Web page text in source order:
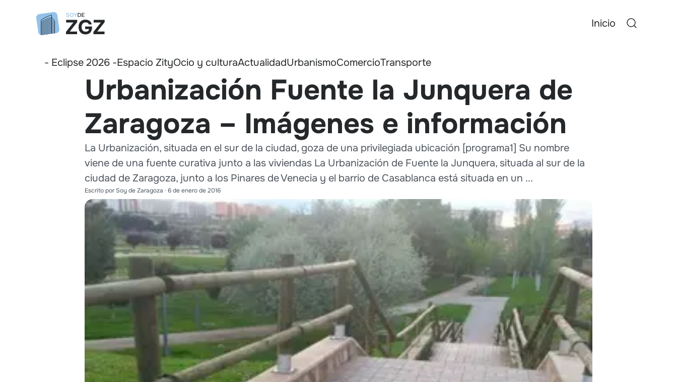
Inicio
- Eclipse 2026 -Espacio ZityOcio y culturaActualidadUrbanismoComercioTransporte
Urbanización Fuente la Junquera de
Zaragoza – Imágenes e información
La Urbanización, situada en el sur de la ciudad, goza de una privilegiada ubicación [programa1] Su nombre
viene de una fuente curativa junto a las viviendas La Urbanización de Fuente la Junquera, situada al sur de la
ciudad de Zaragoza, junto a los Pinares de Venecia y el barrio de Casablanca está situada en un ...
Escrito porSoy de Zaragoza · 6 de enero de 2016